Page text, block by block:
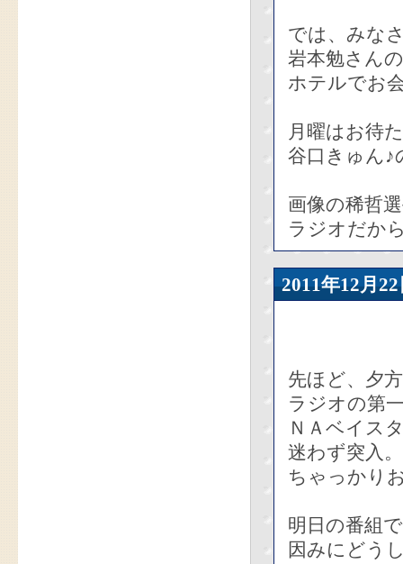
では、みな
岩本勉さん
ホテルでお
月曜はお待
谷口きゅん♪
画像の稀哲
ラジオだか
2011年12
先ほど、夕
ラジオの第
ＮＡベイス
迷わず突入
ちゃっかり
明日の番組
因みにどう